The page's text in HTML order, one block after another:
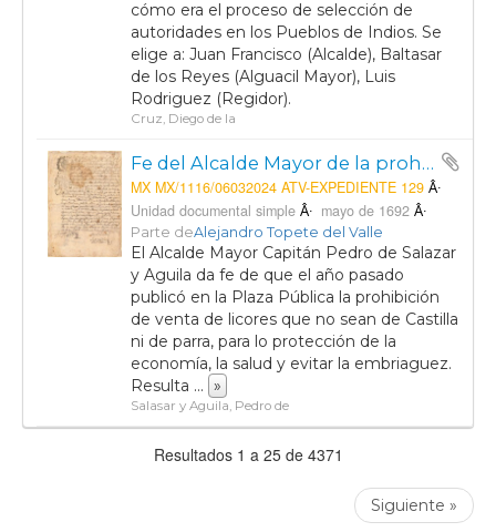
cómo era el proceso de selección de
autoridades en los Pueblos de Indios. Se
elige a: Juan Francisco (Alcalde), Baltasar
de los Reyes (Alguacil Mayor), Luis
Rodriguez (Regidor).
Cruz, Diego de la
Fe del Alcalde Mayor de la prohibición de venta de ciertos licores
MX MX/1116/06032024 ATV-EXPEDIENTE 129
Unidad documental simple
mayo de 1692
Parte deAlejandro Topete del Valle
El Alcalde Mayor Capitán Pedro de Salazar
y Aguila da fe de que el año pasado
publicó en la Plaza Pública la prohibición
de venta de licores que no sean de Castilla
ni de parra, para lo protección de la
economía, la salud y evitar la embriaguez.
Resulta ... »
Salasar y Aguila, Pedro de
Resultados 1 a 25 de 4371
Siguiente »